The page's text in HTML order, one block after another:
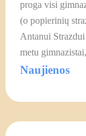
proga visi
(o popierinių
Antanui
metu gimnazistai,
Naujienos